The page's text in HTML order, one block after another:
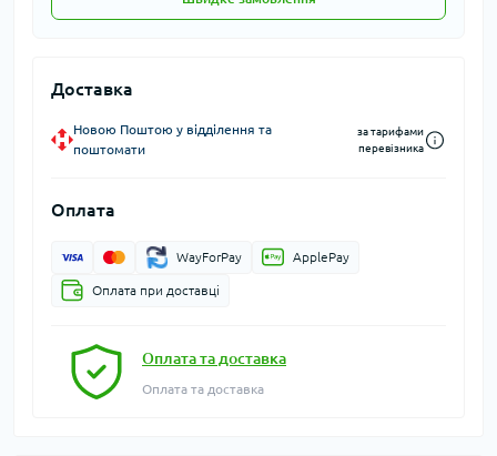
Доставка
Новою Поштою у відділення та
поштомати
за тарифами
перевізника
Оплата
WayForPay ApplePay
Оплата при доставці
Оплата та доставка
Оплата та доставка